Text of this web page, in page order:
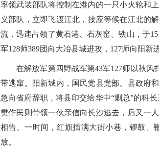
率领武装部队将控制在港内的一只小火轮和
义部队，立即飞渡江北，接应等候在江北的
流，迅速占领了黄石港、石灰窑、铁山，于
军128师389团向大冶县城进攻，127师向阳新
在解放军第四野战军第43军127师以秋风
带逃窜。阳新城内，国民党县党部、县政府
急向省府辞职，将县印交给华中“剿总”的科
樊作民则带领一伙亲信向长沙逃去，后又一
相告。一时间，红旗插满大街小巷，锣鼓、
放。